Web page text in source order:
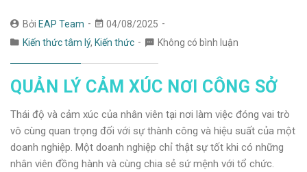
Bởi EAP Team
04/08/2025
Kiến thức tâm lý, Kiến thức Không có bình luận
QUẢN LÝ CẢM XÚC NƠI CÔNG SỞ
Thái độ và cảm xúc của nhân viên tại nơi làm việc đóng vai trò
vô cùng quan trọng đối với sự thành công và hiệu suất của một
doanh nghiệp. Một doanh nghiệp chỉ thật sự tốt khi có những
nhân viên đồng hành và cùng chia sẻ sứ mệnh với tổ chức.